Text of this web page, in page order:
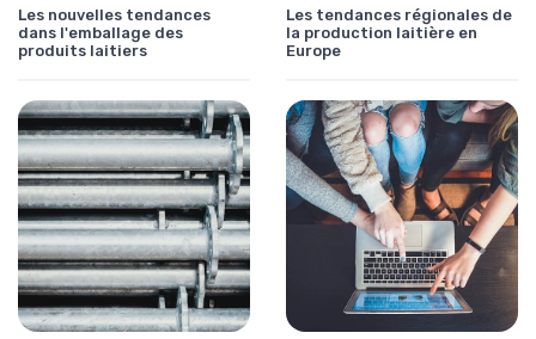
Les nouvelles tendances
dans l'emballage des
produits laitiers
Les tendances régionales de
la production laitière en
Europe